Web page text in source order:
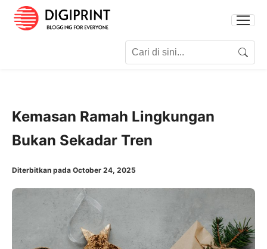
Search
Kemasan Ramah Lingkungan
Bukan Sekadar Tren
Diterbitkan pada October 24, 2025